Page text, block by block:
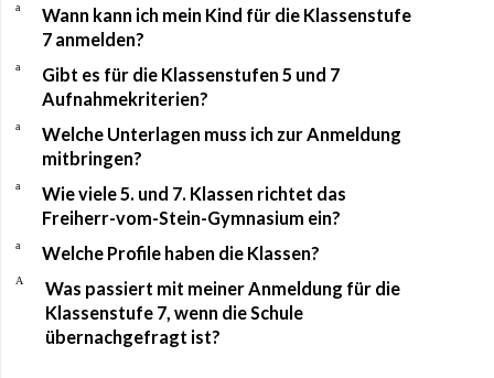
a
Wann kann ich mein Kind für die Klassenstufe
7 anmelden?
a
Gibt es für die Klassenstufen 5 und 7
Aufnahmekriterien?
a
Welche Unterlagen muss ich zur Anmeldung
mitbringen?
a
Wie viele 5. und 7. Klassen richtet das
Freiherr-vom-Stein-Gymnasium ein?
a Welche Profile haben die Klassen?
A
Was passiert mit meiner Anmeldung für die
Klassenstufe 7, wenn die Schule
übernachgefragt ist?